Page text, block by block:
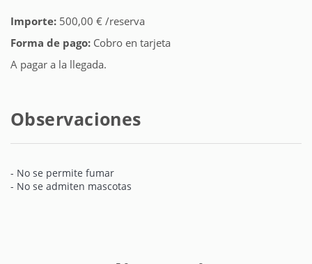
Importe: 500,00 € /reserva
Forma de pago: Cobro en tarjeta
A pagar a la llegada.
Observaciones
- No se permite fumar
- No se admiten mascotas